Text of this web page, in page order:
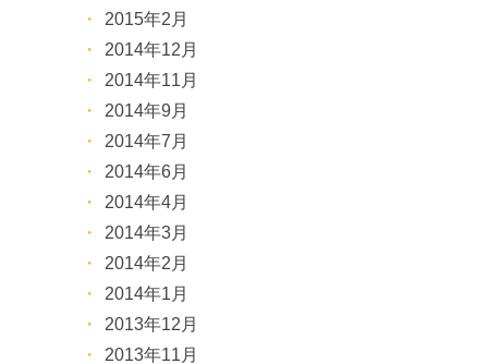
2015年2月
2014年12月
2014年11月
2014年9月
2014年7月
2014年6月
2014年4月
2014年3月
2014年2月
2014年1月
2013年12月
2013年11月